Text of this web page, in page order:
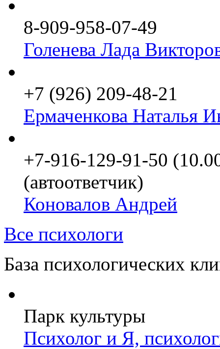
8-909-958-07-49
Голенева Лада
+7 (926) 209-48-21
Ермаченкова Наталья
+7-916-129-91-50
(автоответчик)
Коновалов Андрей
Все психологи
База психологических
Парк культуры
Психолог и Я,